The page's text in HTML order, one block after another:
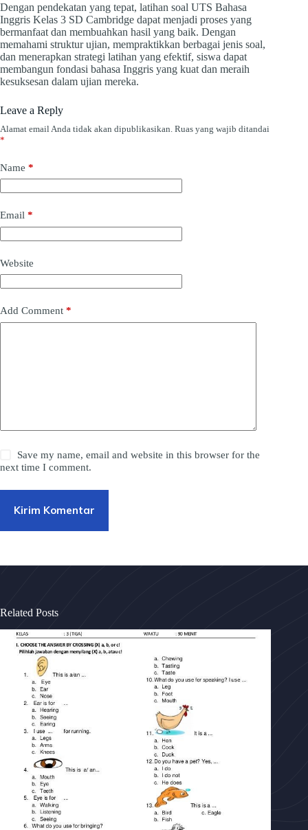
Dengan pendekatan yang tepat, latihan soal UTS Bahasa
Inggris Kelas 3 SD Cambridge dapat menjadi proses yang
bermanfaat dan membuahkan hasil yang baik. Dengan
memahami struktur ujian, mempraktikkan berbagai jenis soal,
dan menerapkan strategi latihan yang efektif, siswa dapat
membangun fondasi bahasa Inggris yang kuat dan meraih
kesuksesan dalam ujian mereka.
Leave a Reply
Alamat email Anda tidak akan dipublikasikan. Ruas yang wajib ditandai
*
Name *
Email *
Website
Add Comment *
Save my name, email and website in this browser for the
next time I comment.
Kirim Komentar
Related Posts